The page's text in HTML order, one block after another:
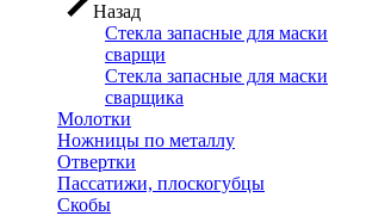
Назад
Стекла запасные для маски
сварщи
Стекла запасные для маски
сварщика
Молотки
Ножницы по металлу
Отвертки
Пассатижи, плоскогубцы
Скобы